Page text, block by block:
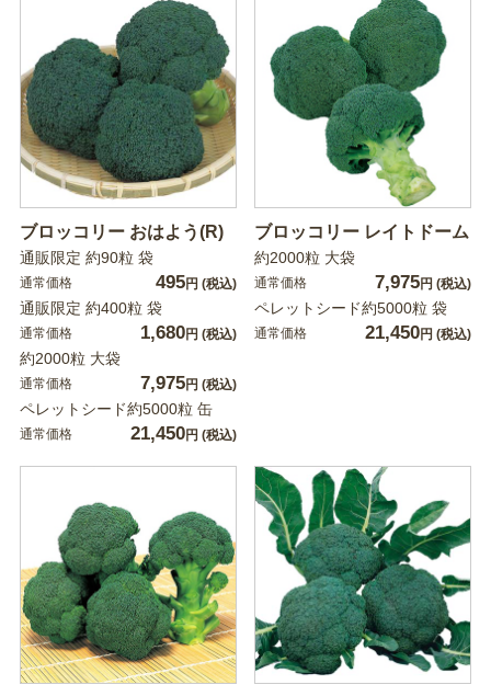
ブロッコリー おはよう(R)
通販限定 約90粒 袋
通常価格 495円 (税込)
通販限定 約400粒 袋
通常価格 1,680円 (税込)
約2000粒 大袋
通常価格 7,975円 (税込)
ペレットシード約5000粒 缶
通常価格 21,450円 (税込)
ブロッコリー レイトドーム
約2000粒 大袋
通常価格 7,975円 (税込)
ペレットシード約5000粒 袋
通常価格 21,450円 (税込)